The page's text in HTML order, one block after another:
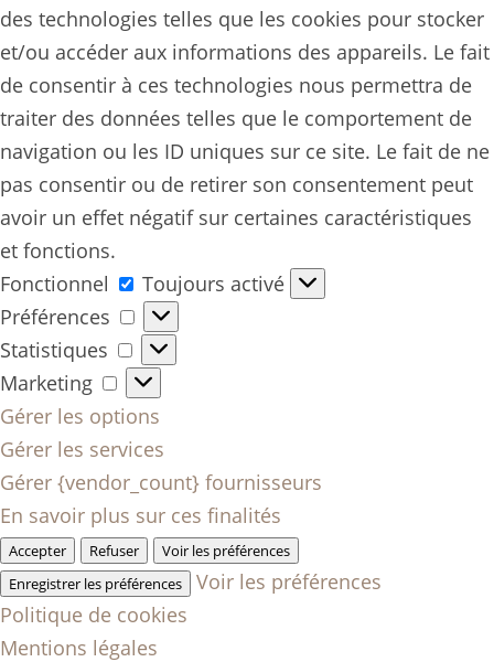
des technologies telles que les cookies pour stocker
et/ou accéder aux informations des appareils. Le fait
de consentir à ces technologies nous permettra de
traiter des données telles que le comportement de
navigation ou les ID uniques sur ce site. Le fait de ne
pas consentir ou de retirer son consentement peut
avoir un effet négatif sur certaines caractéristiques
et fonctions.
Fonctionnel
Fonctionnel
Toujours activé
Préférences
Préférences
Statistiques
Statistiques
Marketing
Marketing
Gérer les options
Gérer les services
Gérer {vendor_count} fournisseurs
En savoir plus sur ces finalités
Accepter Refuser
Voir les préférences
Enregistrer les préférences
Voir les préférences
Politique de cookies
Mentions légales